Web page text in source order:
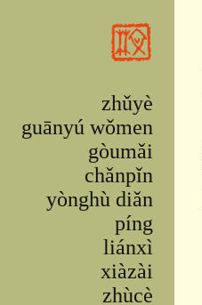
zhǔyè
guānyú wǒmen
gòumǎi
chǎnpǐn
yònghù diǎn
píng
liánxì
xiàzài
zhùcè